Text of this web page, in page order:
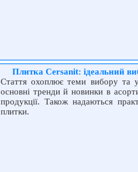
Плитка Cersanit: ідеальний
Стаття охоплює теми вибору та
основні тренди й новинки в
продукції. Також надаються
плитки.